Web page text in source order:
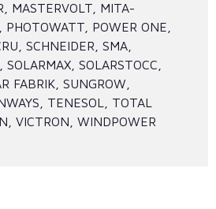
MASTERVOLT, MITA-
POWER ONE,
SCHNEIDER, SMA,
SOLARMAX, SOLARSTOCC,
FABRIK, SUNGROW,
TENESOL, TOTAL
VICTRON, WINDPOWER